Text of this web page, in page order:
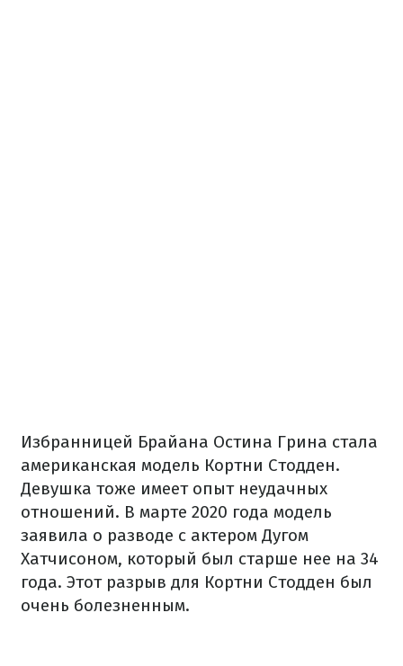
Избранницей Брайана Остина Грина стала
американская модель Кортни Стодден.
Девушка тоже имеет опыт неудачных
отношений. В марте 2020 года модель
заявила о разводе с актером Дугом
Хатчисоном, который был старше нее на 34
года. Этот разрыв для Кортни Стодден был
очень болезненным.